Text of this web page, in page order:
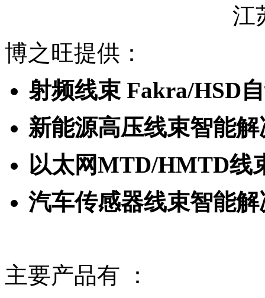
江
博之旺提供：
射频线束 Fakra/HSD
新能源高压线束智能
以太网MTD/HMTD线
汽车传感器线束智能
主要产品有 ：